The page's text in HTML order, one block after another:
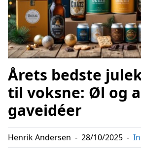
Årets bedste
til voksne: Øl og
gaveidéer
Henrik Andersen - 28/10/2025 -